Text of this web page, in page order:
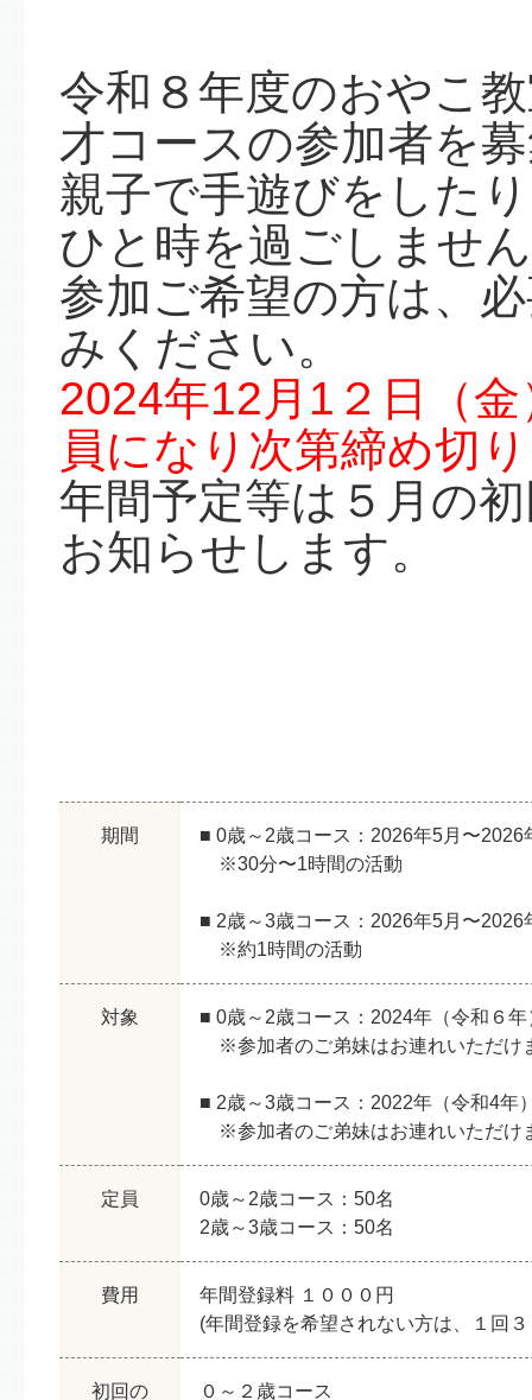
令和８年度のおやこ
才コースの参加者を
親子で手遊びをした
ひと時を過ごしませ
参加ご希望の方は、
みください。
2024年12月1２日（
員になり次第締め切
年間予定等は５月の
お知らせします。
期間
■ 0歳～2歳コース：2026年5月〜
※30分〜1時間の活動
■ 2歳～3歳コース：2026年5月〜
※約1時間の活動
対象
■ 0歳～2歳コース：2024年（令和６
※参加者のご弟妹はお連れいただけ
■ 2歳～3歳コース：2022年（令和4年
※参加者のご弟妹はお連れいただけ
定員
0歳～2歳コース：50名
2歳～3歳コース：50名
費用
年間登録料 １０００円
(年間登録を希望されない方は、１回
初回の ０～２歳コース